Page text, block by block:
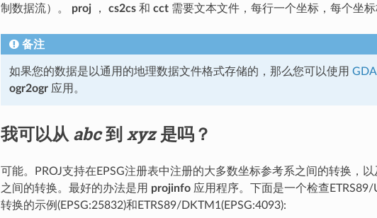
制数据流）。 proj， cs2cs和 cct需要文本文件，每行一个坐标，每个坐标
备注
如果您的数据是以通用的地理数据文件格式存储的，那么您可以使用
ogr2ogr应用。
我可以从 abc到xyz是吗？
可能。PROJ支持在EPSG注册表中注册的大多数坐标参考系之间的转换，
之间的转换。最好的办法是用 projinfo应用程序。下面是一个检查
转换的示例(EPSG:25832)和ETRS89/DKTM1(EPSG:4093):